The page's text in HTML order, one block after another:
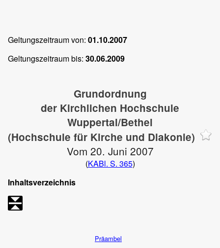
Geltungszeitraum von: 01.10.2007
Geltungszeitraum bis: 30.06.2009
Grundordnung
der Kirchlichen Hochschule
Wuppertal/Bethel
(Hochschule für Kirche und Diakonie)
Vom 20. Juni 2007
(KABl. S. 365)
Inhaltsverzeichnis
Präambel